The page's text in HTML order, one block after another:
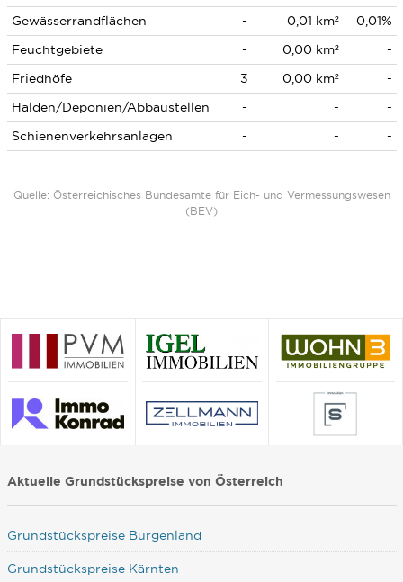
Gewässerrandflächen
- 0,01 km²
0,01%
Feuchtgebiete
- 0,00 km²
-
Friedhöfe
3 0,00 km²
-
Halden/Deponien/Abbaustellen
- -
-
Schienenverkehrsanlagen
- - -
Quelle: Österreichisches Bundesamte für Eich- und Vermessungswesen
(BEV)
Aktuelle Grundstückspreise von Österreich
Grundstückspreise Burgenland
Grundstückspreise Kärnten